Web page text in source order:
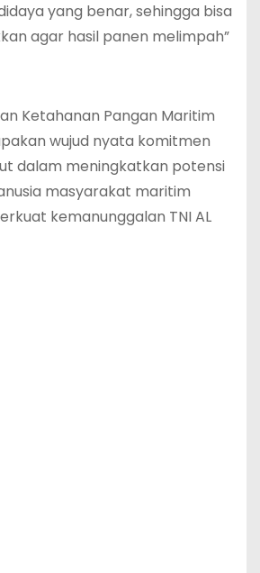
yang benar, sehingga bisa
agar hasil panen melimpah”
Ketahanan Pangan Maritim
wujud nyata komitmen
dalam meningkatkan potensi
masyarakat maritim
kemanunggalan TNI AL